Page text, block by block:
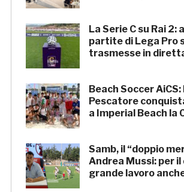
La Serie C su Rai 2:
partite di Lega Pro
trasmesse in
Beach Soccer AiCS:
Pescatore
a Imperial Beach la
Samb, il “doppio
Andrea Mussi: per il
grande lavoro